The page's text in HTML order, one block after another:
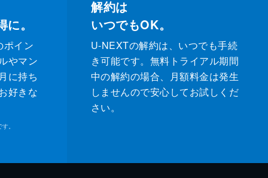
。
ポイン
やマン
に持ち
好きな
。
解約は
いつでもOK。
U-NEXTの解約は、いつでも手続
き可能です。無料トライアル期間
中の解約の場合、月額料金は発生
しませんので安心してお試しくだ
さい。